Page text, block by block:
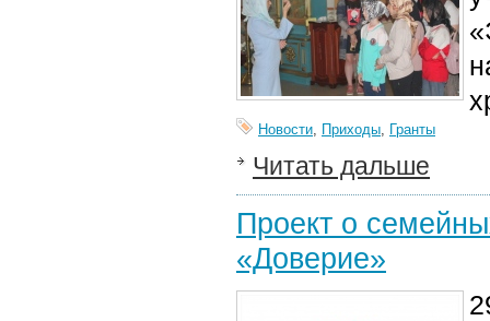
Новости, Приходы, Гранты
Читать дальше
Проект о
«Доверие»